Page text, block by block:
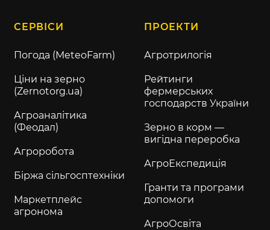
СЕРВІСИ
Погода (MeteoFarm)
Ціни на зерно
(Zernotorg.ua)
Агроаналітика
(Феодал)
Агроробота
Біржа сільгосптехніки
Маркетплейс
агронома
ПРОЕКТИ
Агротрилогія
Рейтинги
фермерських
господарств України
Зерно в корм —
вигідна переробка
АгроЕкспедиція
Гранти та програми
допомоги
АгроОсвіта